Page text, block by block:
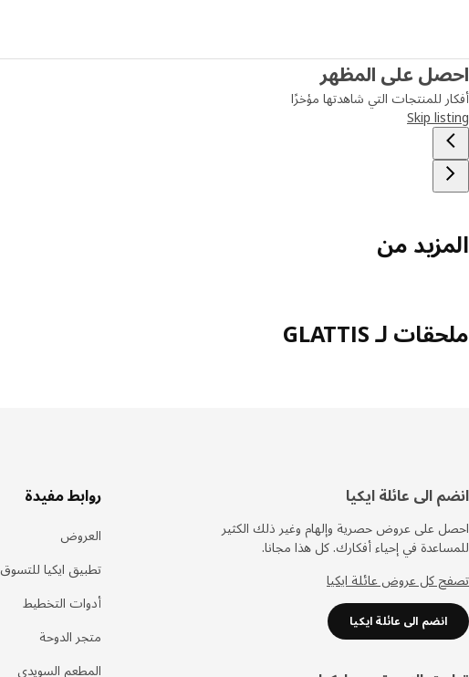
احصل على المظهر
أفكار للمنتجات التي شاهدتها مؤخرًا
Skip listing
المزيد من
ملحقات لـ GLATTIS
أسفل
الصفحة
انضم الى عائلة ايكيا
احصل على عروض حصرية وإلهام وغير ذلك الكثير
للمساعدة في إحياء أفكارك. كل هذا مجانا.
تصفح كل عروض عائلة ايكيا
انضم الى عائلة ايكيا
روابط مفيدة
العروض
تطبيق ايكيا للتسوق
أدوات التخطيط
متجر الدوحة
المطعم السويدي